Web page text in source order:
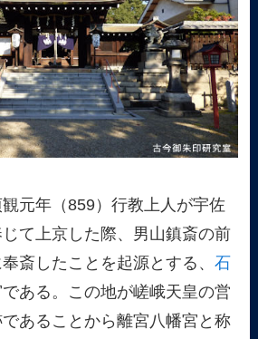
元年（859）行教上人が宇佐
て上京した際、男山鎮斎の前
斎したことを起源とする、石
ある。この地が嵯峨天皇の営
あることから離宮八幡宮と称